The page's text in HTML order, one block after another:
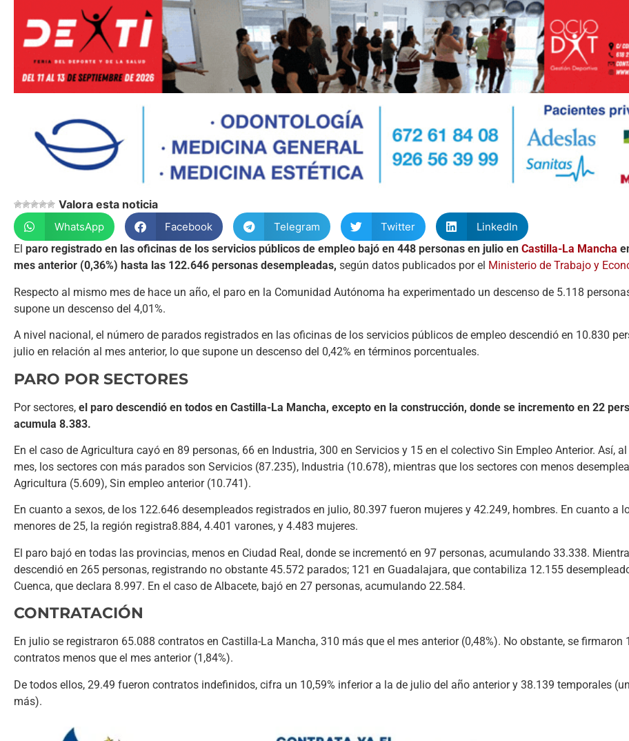
Valora esta noticia
WhatsApp Facebook Telegram Twitter
LinkedIn
El paro registrado en las oficinas de los servicios públicos de empleo bajó en 448 personas en julio en Castilla-La Mancha
mes anterior (0,36%) hasta las 122.646 personas desempleadas, según datos publicados por el Ministerio de Trabajo y
Respecto al mismo mes de hace un año, el paro en la Comunidad Autónoma ha experimentado un descenso de 5.118
supone un descenso del 4,01%.
A nivel nacional, el número de parados registrados en las oficinas de los servicios públicos de empleo descendió en 10.830
julio en relación al mes anterior, lo que supone un descenso del 0,42% en términos porcentuales.
PARO POR SECTORES
Por sectores, el paro descendió en todos en Castilla-La Mancha, excepto en la construcción, donde se incremento en 22
acumula 8.383.
En el caso de Agricultura cayó en 89 personas, 66 en Industria, 300 en Servicios y 15 en el colectivo Sin Empleo Anterior. Así, al
mes, los sectores con más parados son Servicios (87.235), Industria (10.678), mientras que los sectores con menos
Agricultura (5.609), Sin empleo anterior (10.741).
En cuanto a sexos, de los 122.646 desempleados registrados en julio, 80.397 fueron mujeres y 42.249, hombres. En cuanto a
menores de 25, la región registra8.884, 4.401 varones, y 4.483 mujeres.
El paro bajó en todas las provincias, menos en Ciudad Real, donde se incrementó en 97 personas, acumulando 33.338.
descendió en 265 personas, registrando no obstante 45.572 parados; 121 en Guadalajara, que contabiliza 12.155
Cuenca, que declara 8.997. En el caso de Albacete, bajó en 27 personas, acumulando 22.584.
CONTRATACIÓN
En julio se registraron 65.088 contratos en Castilla-La Mancha, 310 más que el mes anterior (0,48%). No obstante, se firmaron
contratos menos que el mes anterior (1,84%).
De todos ellos, 29.49 fueron contratos indefinidos, cifra un 10,59% inferior a la de julio del año anterior y 38.139 temporales
más).